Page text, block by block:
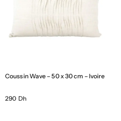
Coussin Wave – 50 x 30 cm – Ivoire
290 Dh